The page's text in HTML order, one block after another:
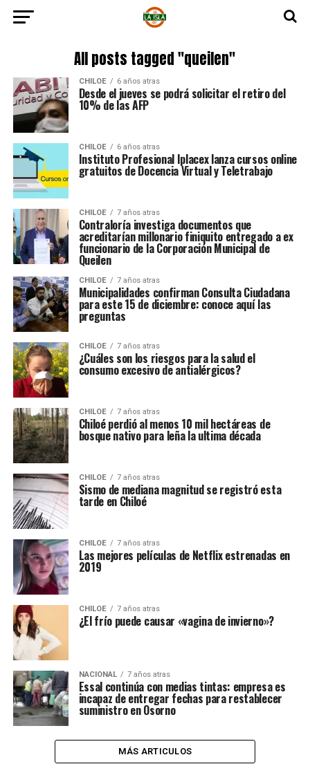
All posts tagged "queilen"
CHILOE 6 años atras
Desde el jueves se podrá solicitar el retiro del
10% de las AFP
CHILOE 6 años atras
Instituto Profesional Iplacex lanza cursos online
gratuitos de Docencia Virtual y Teletrabajo
CHILOE 7 años atras
Contraloría investiga documentos que
acreditarían millonario finiquito entregado a ex
funcionario de la Corporación Municipal de
Queilen
CHILOE 7 años atras
Municipalidades confirman Consulta Ciudadana
para este 15 de diciembre: conoce aquí las
preguntas
CHILOE 7 años atras
¿Cuáles son los riesgos para la salud el
consumo excesivo de antialérgicos?
CHILOE 7 años atras
Chiloé perdió al menos 10 mil hectáreas de
bosque nativo para leña la ultima década
CHILOE 7 años atras
Sismo de mediana magnitud se registró esta
tarde en Chiloé
CHILOE 7 años atras
Las mejores películas de Netflix estrenadas en
2019
CHILOE 7 años atras
¿El frío puede causar «vagina de invierno»?
NACIONAL 7 años atras
Essal continúa con medias tintas: empresa es
incapaz de entregar fechas para restablecer
suministro en Osorno
MÁS ARTICULOS